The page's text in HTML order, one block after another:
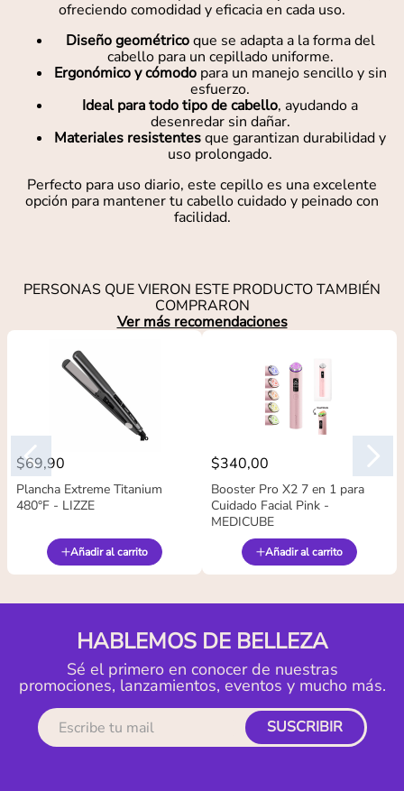
ofreciendo comodidad y eficacia en cada uso.
Diseño geométricoque se adapta a la forma del
cabello para un cepillado uniforme.
Ergonómico y cómodopara un manejo sencillo y sin
esfuerzo.
Ideal para todo tipo de cabello, ayudando a
desenredar sin dañar.
Materiales resistentesque garantizan durabilidad y
uso prolongado.
Perfecto para uso diario, este cepillo es una excelente
opción para mantener tu cabello cuidado y peinado con
facilidad.
PERSONAS QUE VIERON ESTE PRODUCTO TAMBIÉN
COMPRARON
Ver más recomendaciones
$69,90
Plancha Extreme Titanium
480°F - LIZZE
Añadir al carrito
$340,00
Booster Pro X2 7 en 1 para
Cuidado Facial Pink -
MEDICUBE
Añadir al carrito
HABLEMOS DE BELLEZA
Sé el primero en conocer de nuestras
promociones, lanzamientos, eventos y mucho más.
SUSCRIBIR